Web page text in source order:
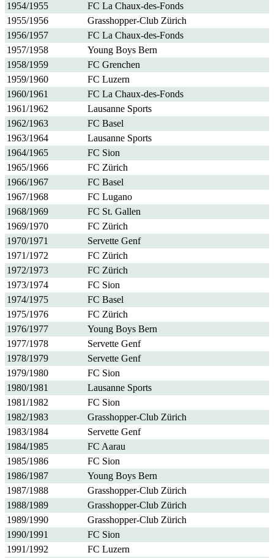
1954/1955
FC La Chaux-des-Fonds
1955/1956
Grasshopper-Club Zürich
1956/1957
FC La Chaux-des-Fonds
1957/1958
Young Boys Bern
1958/1959
FC Grenchen
1959/1960
FC Luzern
1960/1961
FC La Chaux-des-Fonds
1961/1962
Lausanne Sports
1962/1963
FC Basel
1963/1964
Lausanne Sports
1964/1965
FC Sion
1965/1966
FC Zürich
1966/1967
FC Basel
1967/1968
FC Lugano
1968/1969
FC St. Gallen
1969/1970
FC Zürich
1970/1971
Servette Genf
1971/1972
FC Zürich
1972/1973
FC Zürich
1973/1974
FC Sion
1974/1975
FC Basel
1975/1976
FC Zürich
1976/1977
Young Boys Bern
1977/1978
Servette Genf
1978/1979
Servette Genf
1979/1980
FC Sion
1980/1981
Lausanne Sports
1981/1982
FC Sion
1982/1983
Grasshopper-Club Zürich
1983/1984
Servette Genf
1984/1985
FC Aarau
1985/1986
FC Sion
1986/1987
Young Boys Bern
1987/1988
Grasshopper-Club Zürich
1988/1989
Grasshopper-Club Zürich
1989/1990
Grasshopper-Club Zürich
1990/1991
FC Sion
1991/1992
FC Luzern